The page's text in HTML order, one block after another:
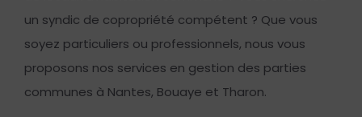
un syndic de copropriété compétent ? Que vous
soyez particuliers ou professionnels, nous vous
proposons nos services en gestion des parties
communes à Nantes, Bouaye et Tharon.